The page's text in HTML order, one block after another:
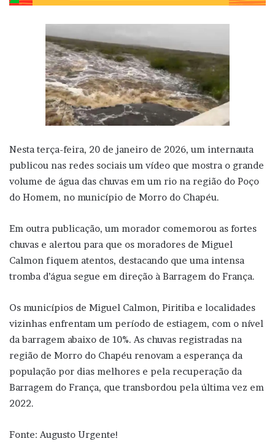
Nesta terça-feira, 20 de janeiro de 2026, um internauta
publicou nas redes sociais um vídeo que mostra o grande
volume de água das chuvas em um rio na região do Poço
do Homem, no município de Morro do Chapéu.
Em outra publicação, um morador comemorou as fortes
chuvas e alertou para que os moradores de Miguel
Calmon fiquem atentos, destacando que uma intensa
tromba d’água segue em direção à Barragem do França.
Os municípios de Miguel Calmon, Piritiba e localidades
vizinhas enfrentam um período de estiagem, com o nível
da barragem abaixo de 10%. As chuvas registradas na
região de Morro do Chapéu renovam a esperança da
população por dias melhores e pela recuperação da
Barragem do França, que transbordou pela última vez em
2022.
Fonte: Augusto Urgente!